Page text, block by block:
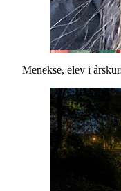
Menekse, elev i